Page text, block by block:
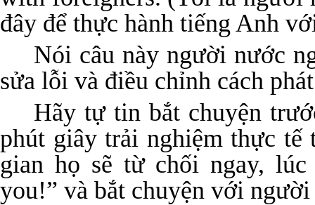
đây để thực hành tiếng Anh
Nói câu này người nước
sửa lỗi và điều chỉnh cách
Hãy tự tin bắt chuyện
phút giây trải nghiệm thực
gian họ sẽ từ chối ngay,
you!” và bắt chuyện với người